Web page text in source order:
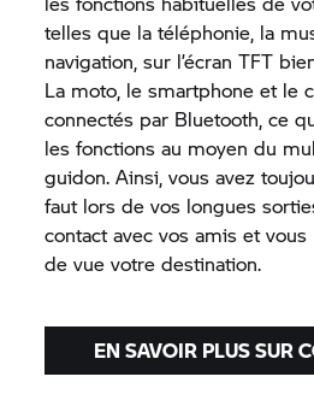
telles que la téléphonie, la
navigation, sur l’écran TFT
La moto, le smartphone et le
connectés par Bluetooth, ce
les fonctions au moyen du
guidon. Ainsi, vous avez
faut lors de vos longues
contact avec vos amis et
de vue votre destination.
EN SAVOIR PLUS SUR